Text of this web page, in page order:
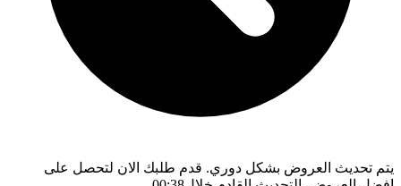
يتم تحديث العروض بشكل دوري. قدم طلبك الان لتحصل على